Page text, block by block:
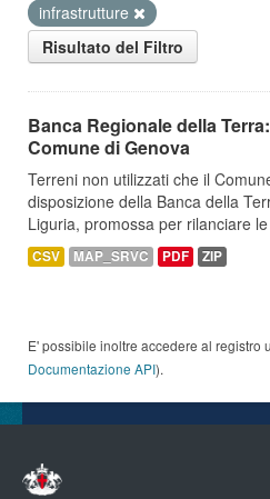
infrastrutture
Risultato del Filtro
Banca Regionale della
Comune di Genova
Terreni non utilizzati che il
disposizione della Banca della
Liguria, promossa per rilanciare
CSV MAP_SRVC PDF ZIP
E' possibile inoltre accedere al registro
Documentazione API).